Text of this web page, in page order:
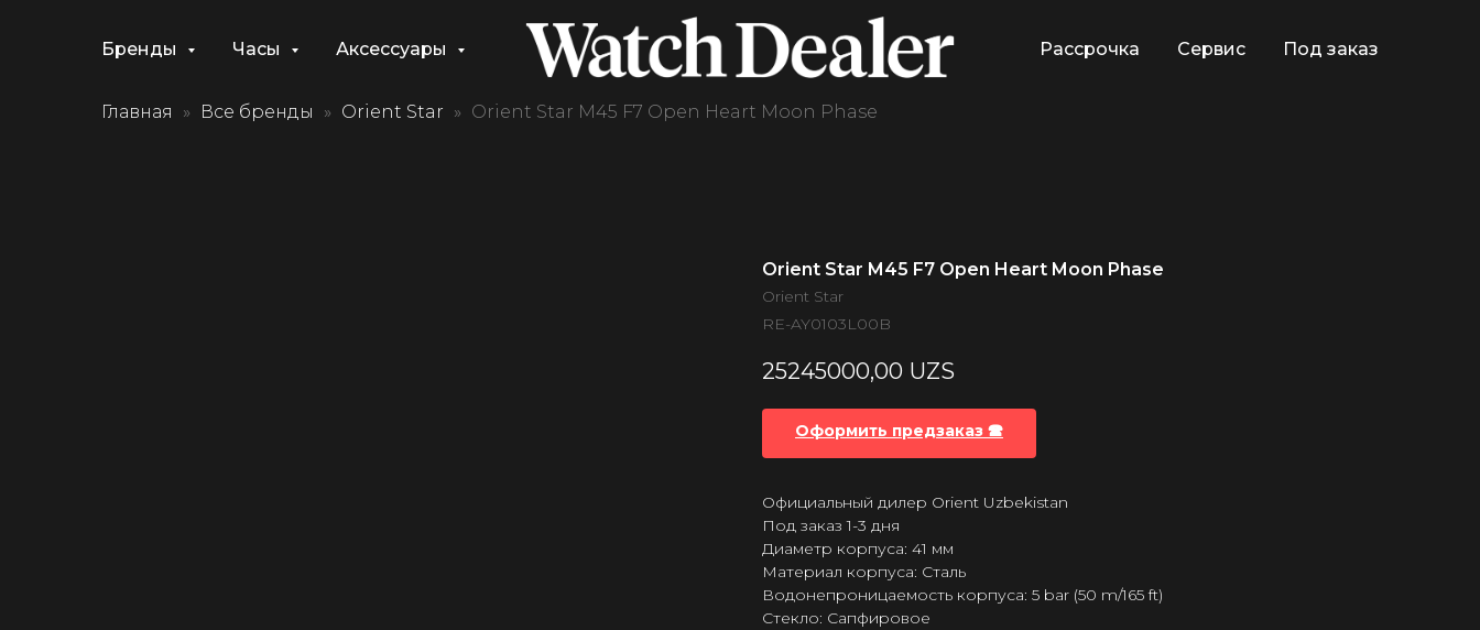
Бренды Часы Аксессуары Рассрочка Сервис Под заказ
Главная Все бренды Orient Star Orient Star M45 F7 Open Heart Moon Phase
Orient Star M45 F7 Open Heart Moon Phase
Orient Star
RE-AY0103L00B
25245000,00 UZS
Оформить предзаказ 🕿
Официальный дилер Orient Uzbekistan
Под заказ 1-3 дня
Диаметр корпуса: 41 мм
Материал корпуса: Сталь
Водонепроницаемость корпуса: 5 bar (50 m/165 ft)
Стекло: Сапфировое